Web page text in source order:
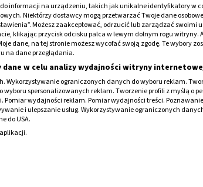
T,
złamaniem tylnej ściany,
złamaniem tylnej ściany,
ze złamaniem poprzecznym połowiczym,
miednicy mogą być bardzo groźne.
miednicy lub w jej okolicach,
do wstrząsu krwotocznego i płuca
i zatory tłuszczowe. Dodatkowo może
płciowego i nerwów.
informacji na urządzeniu, takich jak unikalne identyfikatory w
Niektórzy dostawcy mogą przetwarzać Twoje dane
Możesz zaakceptować, odrzucić lub zarządzać
klikając przycisk odcisku palca w lewym dolnym rogu witryny.
dane, na tej stronie możesz wycofać swoją zgodę. Te wybory
na dane przeglądania.
w celu analizy wydajności witryny
Wykorzystywanie ograniczonych danych do wyboru reklam.
spersonalizowanych reklam. Tworzenie profili z myślą o
Pomiar wydajności reklam. Pomiar wydajności treści.
i ulepszanie usług. Wykorzystywanie ograniczonych
do USA.